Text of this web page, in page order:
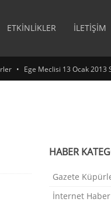
ETKINLIKLER İLETIŞIM
Ege Meclisi 13 Ocak
HABER
Gazete
İnternet Haber